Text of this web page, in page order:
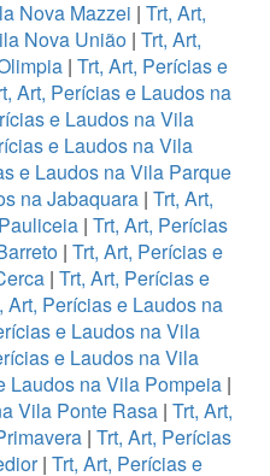
Nova Mazzei | Trt, Art,
Nova União| Trt, Art,
| Trt, Art, Perícias e
Art, Perícias e Laudos na
e Laudos na Vila
e Laudos na Vila
e Laudos na Vila Parque
na Jabaquara | Trt, Art,
| Trt, Art, Perícias
| Trt, Art, Perícias e
| Trt, Art, Perícias e
Art, Perícias e Laudos na
e Laudos na Vila
e Laudos na Vila
Laudos na Vila Pompeia|
Vila Ponte Rasa | Trt, Art,
| Trt, Art, Perícias
| Trt, Art, Perícias e